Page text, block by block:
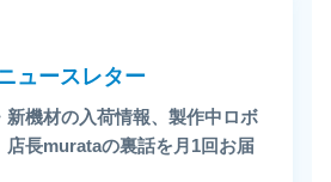
ュースレター
新機材の入荷情報、製作中ロボ
店長murataの裏話を月1回お届